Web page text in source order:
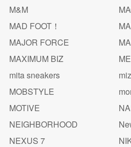
M&M
MAD FOOT！
MAJOR FORCE
MAXIMUM BIZ
mita sneakers
MOBSTYLE
MOTIVE
NEIGHBORHOOD
NEXUS 7